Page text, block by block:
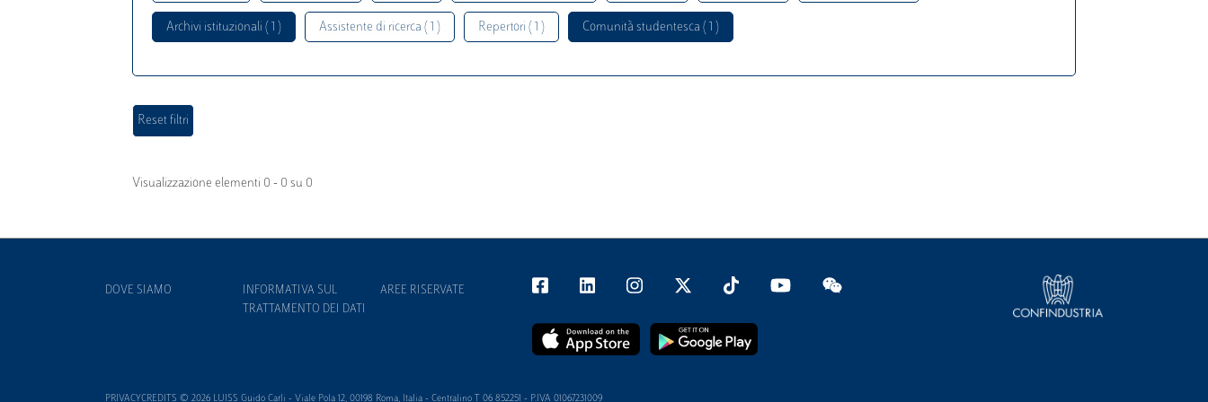
Archivi istituzionali ( 1 ) Assistente di ricerca ( 1 ) Repertori ( 1 ) Comunità studentesca ( 1 )
Visualizzazione elementi 0 - 0 su 0
DOVE SIAMO
INFORMATIVA SUL
TRATTAMENTO DEI DATI
AREE RISERVATE
PRIVACYCREDITS © 2026 LUISS Guido Carli - Viale Pola 12, 00198 Roma, Italia - Centralino T 06 852251 - P.IVA 01067231009